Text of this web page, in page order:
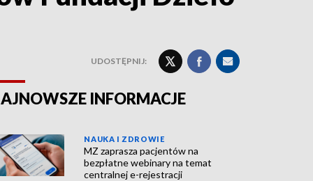
UDOSTĘPNIJ:
INFORMACJE
NAUKA I ZDROWIE
MZ zaprasza pacjentów na
bezpłatne webinary na temat
centralnej e-rejestracji